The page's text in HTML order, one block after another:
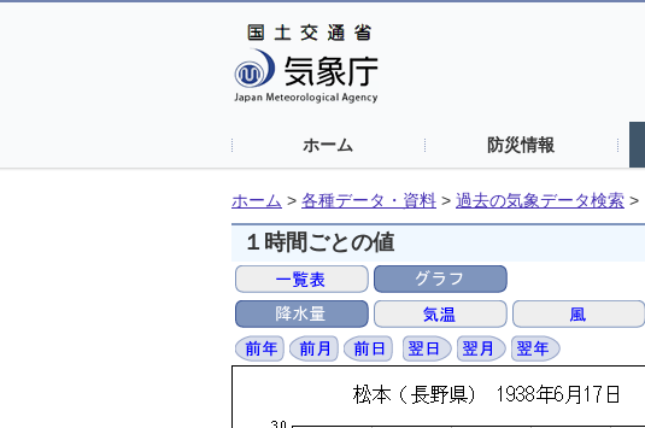
ホーム 防災情報
ホーム > 各種データ・資料 > 過去の気象データ検索 >
１時間ごとの値